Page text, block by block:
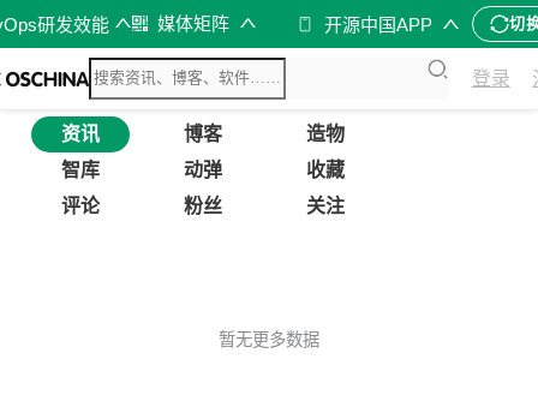
研发效能 媒体矩阵 开源中国APP 切
登录
资讯 博客
造物
智库
动弹
收藏
评论
粉丝 关注
暂无更多数据